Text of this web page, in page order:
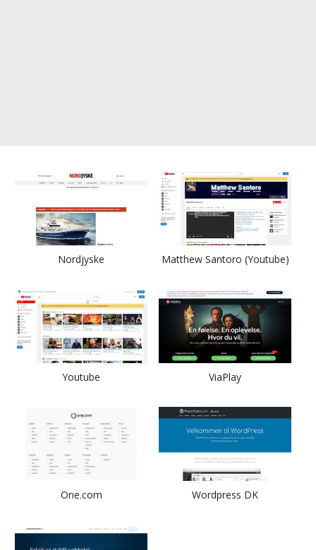
Nordjyske Matthew Santoro (Youtube)
Youtube ViaPlay
One.com Wordpress DK